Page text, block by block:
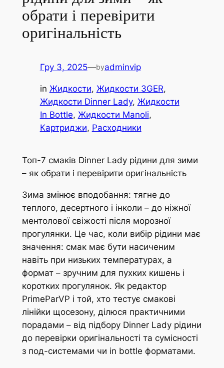
обрати і перевірити
оригінальність
Гру 3, 2025—byadminvip
in Жидкости, Жидкости 3GER
Жидкости Dinner Lady, Жидкости
In Bottle, Жидкости Manoli
Картриджи, Расходники
Топ-7 смаків Dinner Lady рідини для зими
– як обрати і перевірити оригінальність
Зима змінює вподобання: тягне до
теплого, десертного і інколи – до ніжної
ментолової свіжості після морозної
прогулянки. Це час, коли вибір рідини має
значення: смак має бути насиченим
навіть при низьких температурах, а
формат – зручним для пухких кишень і
коротких прогулянок. Як редактор
PrimeParVP і той, хто тестує смакові
лінійки щосезону, ділюся практичними
порадами – від підбору Dinner Lady рідини
до перевірки оригінальності та сумісності
з под-системами чи in bottle форматами.